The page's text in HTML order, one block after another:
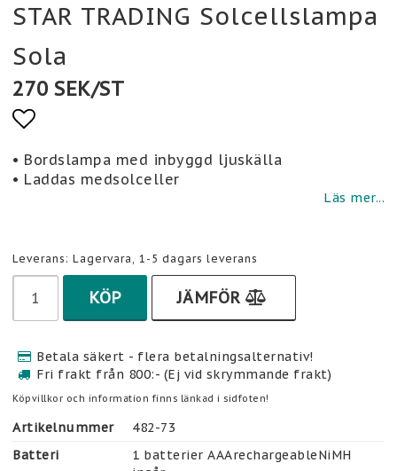
STAR TRADING Solcellslampa
Sola
270 SEK/ST
Lägg till i favoritlistan
• Bordslampa med inbyggd ljuskälla
• Laddas medsolceller
Läs mer...
Leverans: Lagervara, 1-5 dagars leverans
KÖP JÄMFÖR
Betala säkert - flera betalningsalternativ!
Fri frakt från 800:- (Ej vid skrymmande frakt)
Köpvillkor och information finns länkad i sidfoten!
Artikelnummer
482-73
Batteri
1 batterier AAArechargeableNiMH